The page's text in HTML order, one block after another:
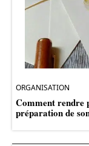
ORGANISATION
Comment rendre
préparation de